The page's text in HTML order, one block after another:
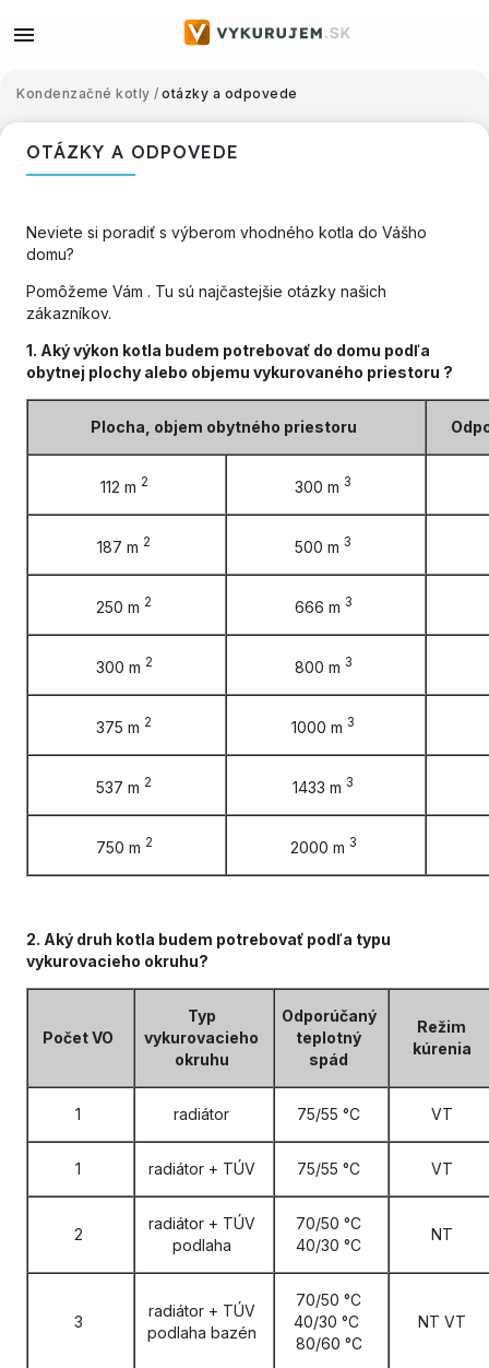
Kondenzačné kotly / otázky a odpovede
OTÁZKY A ODPOVEDE
Neviete si poradiť s výberom vhodného kotla do Vášho
domu?
Pomôžeme Vám . Tu sú najčastejšie otázky našich
zákazníkov.
1. Aký výkon kotla budem potrebovať do domu podľa
obytnej plochy alebo objemu vykurovaného priestoru ?
Plocha, objem obytného priestoru
112 m 2 300 m 3
187 m 2 500 m 3
250 m 2 666 m 3
300 m 2 800 m 3
375 m 2 1000 m 3
537 m 2 1433 m 3
750 m 2 2000 m 3
2. Aký druh kotla budem potrebovať podľa typu
vykurovacieho okruhu?
Počet VO
Typ
vykurovacieho
okruhu
Odporúčaný
teplotný
spád
Režim
kúrenia
1 radiátor 75/55 °C VT
1 radiátor + TÚV 75/55 °C VT
2
radiátor + TÚV
podlaha
70/50 °C
40/30 °C
NT
3
radiátor + TÚV
podlaha bazén
70/50 °C
40/30 °C
80/60 °C
NT VT